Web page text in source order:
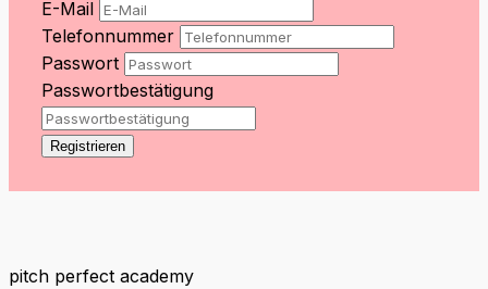
E-Mail
Telefonnummer
Passwort
Passwortbestätigung
Registrieren
pitch perfect academy